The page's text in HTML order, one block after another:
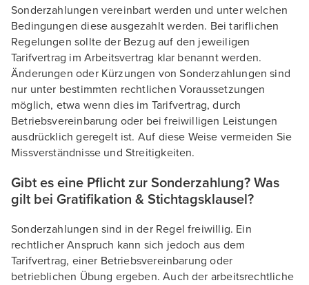
Sonderzahlungen vereinbart werden und unter welchen
Bedingungen diese ausgezahlt werden. Bei tariflichen
Regelungen sollte der Bezug auf den jeweiligen
Tarifvertrag im Arbeitsvertrag klar benannt werden.
Änderungen oder Kürzungen von Sonderzahlungen sind
nur unter bestimmten rechtlichen Voraussetzungen
möglich, etwa wenn dies im Tarifvertrag, durch
Betriebsvereinbarung oder bei freiwilligen Leistungen
ausdrücklich geregelt ist. Auf diese Weise vermeiden Sie
Missverständnisse und Streitigkeiten.
Gibt es eine Pflicht zur Sonderzahlung? Was
gilt bei Gratifikation & Stichtagsklausel?
Sonderzahlungen sind in der Regel freiwillig. Ein
rechtlicher Anspruch kann sich jedoch aus dem
Tarifvertrag, einer Betriebsvereinbarung oder
betrieblichen Übung ergeben. Auch der arbeitsrechtliche